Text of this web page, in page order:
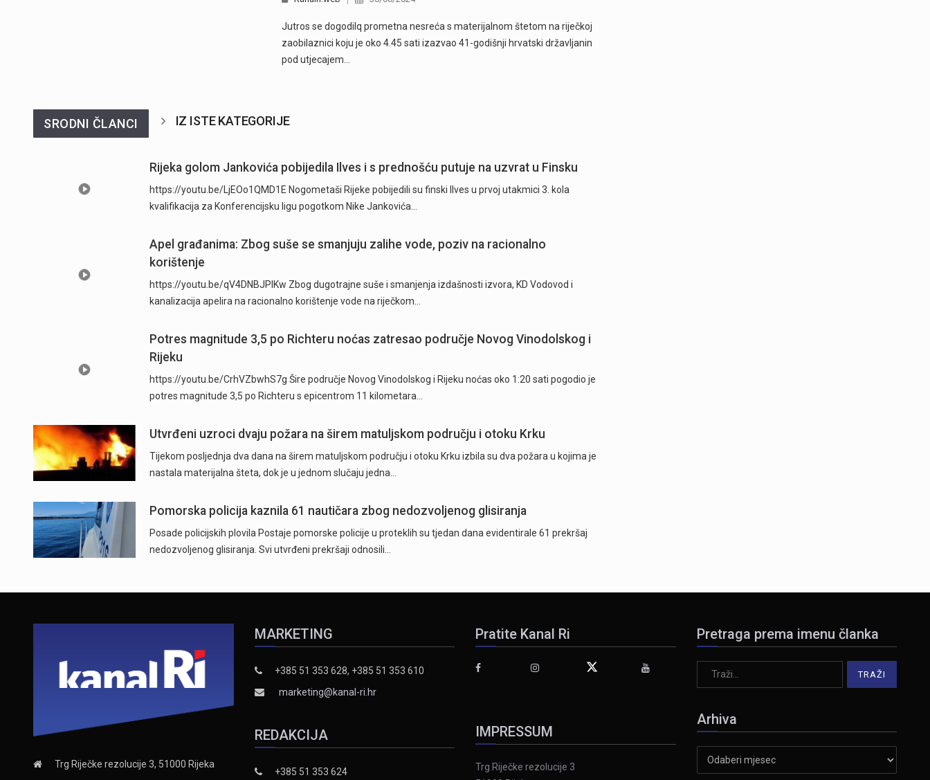
Jutros se dogodilq prometna nesreća s materijalnom štetom na riječkoj
zaobilaznici koju je oko 4.45 sati izazvao 41-godišnji hrvatski državljanin
pod utjecajem…
SRODNI ČLANCI IZ ISTE KATEGORIJE
Rijeka golom Jankovića pobijedila Ilves i s prednošću putuje na uzvrat u Finsku
https://youtu.be/LjEOo1QMD1E Nogometaši Rijeke pobijedili su finski Ilves u prvoj utakmici 3. kola
kvalifikacija za Konferencijsku ligu pogotkom Nike Jankovića…
Apel građanima: Zbog suše se smanjuju zalihe vode, poziv na racionalno
korištenje
https://youtu.be/qV4DNBJPlKw Zbog dugotrajne suše i smanjenja izdašnosti izvora, KD Vodovod i
kanalizacija apelira na racionalno korištenje vode na riječkom…
Potres magnitude 3,5 po Richteru noćas zatresao područje Novog Vinodolskog i
Rijeku
https://youtu.be/CrhVZbwhS7g Šire područje Novog Vinodolskog i Rijeku noćas oko 1:20 sati pogodio je
potres magnitude 3,5 po Richteru s epicentrom 11 kilometara…
Utvrđeni uzroci dvaju požara na širem matuljskom području i otoku Krku
Tijekom posljednja dva dana na širem matuljskom području i otoku Krku izbila su dva požara u kojima je
nastala materijalna šteta, dok je u jednom slučaju jedna…
Pomorska policija kaznila 61 nautičara zbog nedozvoljenog glisiranja
Posade policijskih plovila Postaje pomorske policije u proteklih su tjedan dana evidentirale 61 prekršaj
nedozvoljenog glisiranja. Svi utvrđeni prekršaji odnosili…
Trg Riječke rezolucije 3, 51000 Rijeka
MARKETING
+385 51 353 628, +385 51 353 610
marketing@kanal-ri.hr
REDAKCIJA
+385 51 353 624
Pratite Kanal Ri
IMPRESSUM
Trg Riječke rezolucije 3
Pretraga prema imenu članka
Arhiva